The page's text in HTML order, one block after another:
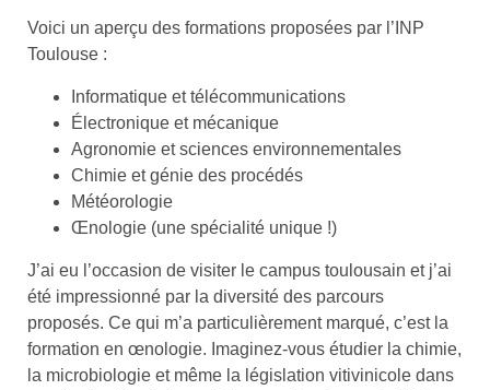
Voici un aperçu des formations proposées par l’INP
Toulouse :
Informatique et télécommunications
Électronique et mécanique
Agronomie et sciences environnementales
Chimie et génie des procédés
Météorologie
Œnologie (une spécialité unique !)
J’ai eu l’occasion de visiter le campus toulousain et j’ai
été impressionné par la diversité des parcours
proposés. Ce qui m’a particulièrement marqué, c’est la
formation en œnologie. Imaginez-vous étudier la chimie,
la microbiologie et même la législation vitivinicole dans